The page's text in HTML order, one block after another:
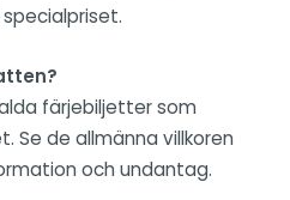
färjebiljetter som
Se de allmänna villkoren
och undantag.